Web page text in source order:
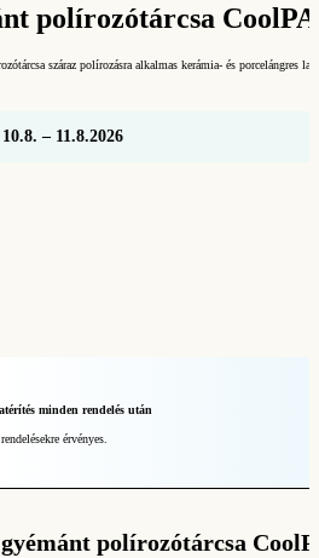
polírozótárcsa
száraz polírozásra alkalmas kerámia- és porcelángres
– 11.8.2026
minden rendelés után
érvényes.
polírozótárcsa